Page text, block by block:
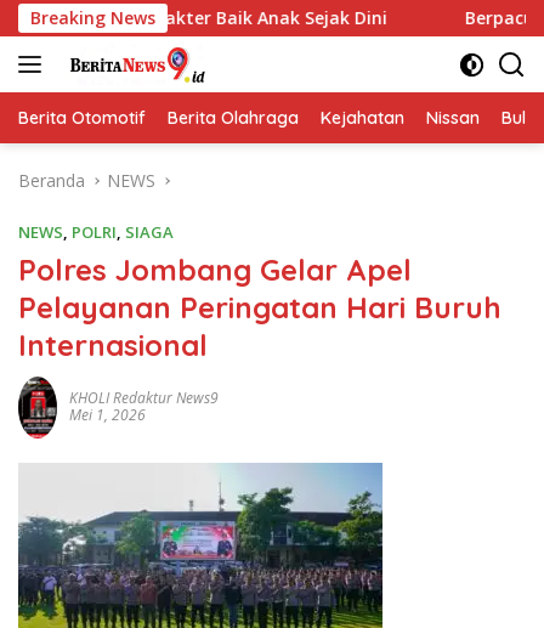
Langsung
ke
konten
Breaking News
Baik Anak Sejak Dini Berpacu dengan Waktu!
Berita Otomotif Berita Olahraga Kejahatan Nissan
Beranda NEWS
NEWS, POLRI, SIAGA
Polres Jombang Gelar Apel
Pelayanan Peringatan Hari Buruh
Internasional
KHOLI Redaktur News9
Mei 1, 2026